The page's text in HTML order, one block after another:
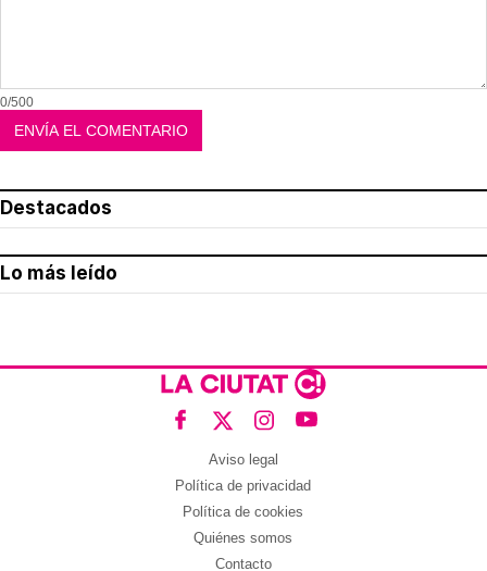
0/500
Destacados
Lo más leído
Aviso legal
Política de privacidad
Política de cookies
Quiénes somos
Contacto